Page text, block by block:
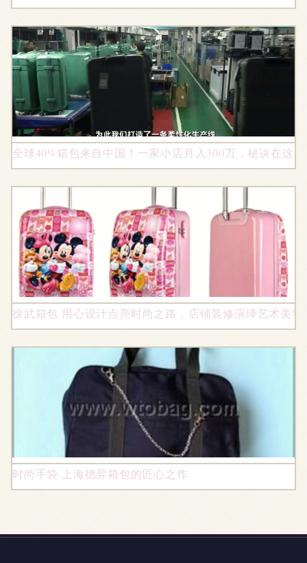
全球40%箱包来自中国！一家小店月入300万，秘诀在这里
徐武箱包 用心设计点亮时尚之路，店铺装修演绎艺术美学
时尚手袋 上海德羿箱包的匠心之作